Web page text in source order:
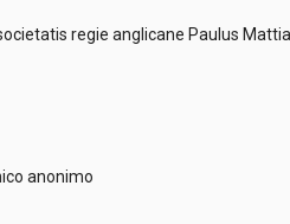
regie anglicane Paulus
anonimo